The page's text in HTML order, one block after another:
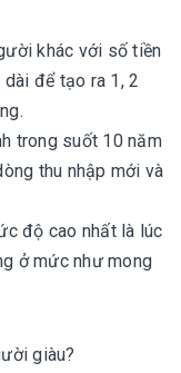
khác với số tiền
để tạo ra 1, 2
trong suốt 10 năm
thu nhập mới và
độ cao nhất là lúc
ở mức như mong
giàu?